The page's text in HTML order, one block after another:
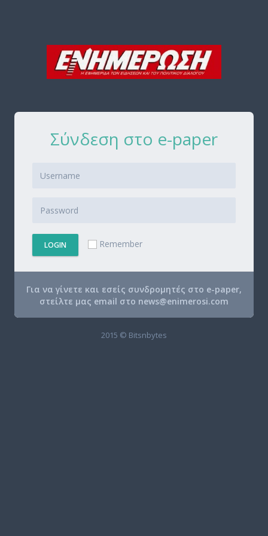
Σύνδεση στο e-paper
LOGIN Remember
Για να γίνετε και εσείς συνδρομητές στο e-paper,
στείλτε μας email στο news@enimerosi.com
2015 © Bitsnbytes